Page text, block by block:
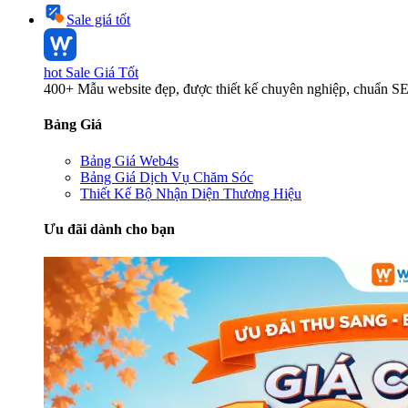
Sale giá tốt
hot Sale Giá Tốt
400+ Mẫu website đẹp, được thiết kế chuyên nghiệp, chuẩn
Bảng Giá
Bảng Giá Web4s
Bảng Giá Dịch Vụ Chăm Sóc
Thiết Kế Bộ Nhận Diện Thương Hiệu
Ưu đãi dành cho bạn